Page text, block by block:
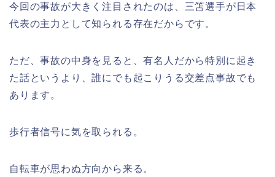
今回の事故が大きく注目されたのは、三笘選手が日本
代表の主力として知られる存在だからです。
ただ、事故の中身を見ると、有名人だから特別に起き
た話というより、誰にでも起こりうる交差点事故でも
あります。
歩行者信号に気を取られる。
自転車が思わぬ方向から来る。